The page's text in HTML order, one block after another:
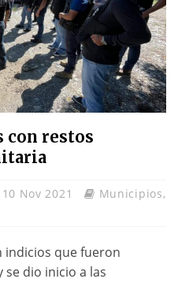
con restos
10 Nov 2021 Municipios,
indicios que fueron
dio inicio a las